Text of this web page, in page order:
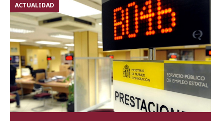
ACTUALIDAD